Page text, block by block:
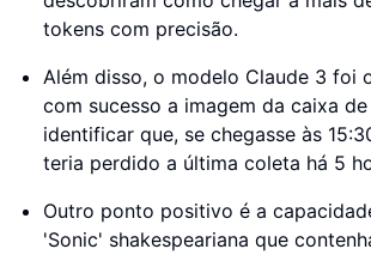
tokens com precisão.
Além disso, o modelo Claude 3 foi
com sucesso a imagem da caixa
identificar que, se chegasse às
teria perdido a última coleta há 5
Outro ponto positivo é a
'Sonic' shakespeariana que